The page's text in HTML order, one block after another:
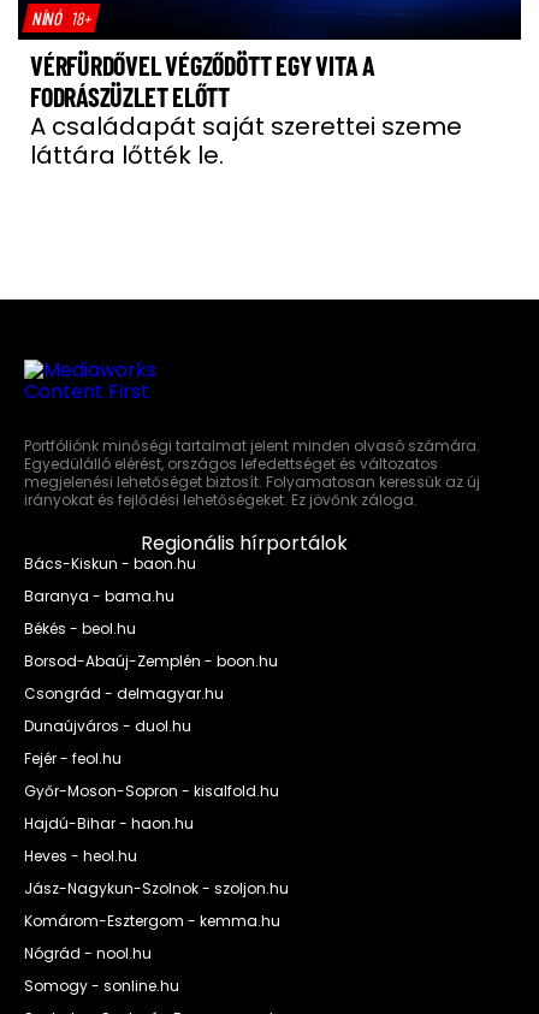
NÍNÓ 18+
VÉRFÜRDŐVEL VÉGZŐDÖTT EGY VITA A
FODRÁSZÜZLET ELŐTT
A családapát saját szerettei szeme
láttára lőtték le.
Portfóliónk minőségi tartalmat jelent minden olvasó számára.
Egyedülálló elérést, országos lefedettséget és változatos
megjelenési lehetőséget biztosít. Folyamatosan keressük az új
irányokat és fejlődési lehetőségeket. Ez jövőnk záloga.
Regionális hírportálok
Bács-Kiskun - baon.hu
Baranya - bama.hu
Békés - beol.hu
Borsod-Abaúj-Zemplén - boon.hu
Csongrád - delmagyar.hu
Dunaújváros - duol.hu
Fejér - feol.hu
Győr-Moson-Sopron - kisalfold.hu
Hajdú-Bihar - haon.hu
Heves - heol.hu
Jász-Nagykun-Szolnok - szoljon.hu
Komárom-Esztergom - kemma.hu
Nógrád - nool.hu
Somogy - sonline.hu